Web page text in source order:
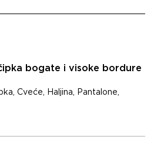
bogate i visoke bordure
, Cveće, Haljina, Pantalone,